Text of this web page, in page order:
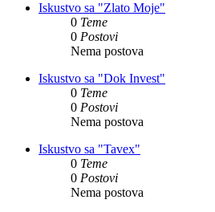
Iskustvo sa "Zlato Moje"
0 Teme
0 Postovi
Nema postova
Iskustvo sa "Dok Invest"
0 Teme
0 Postovi
Nema postova
Iskustvo sa "Tavex"
0 Teme
0 Postovi
Nema postova